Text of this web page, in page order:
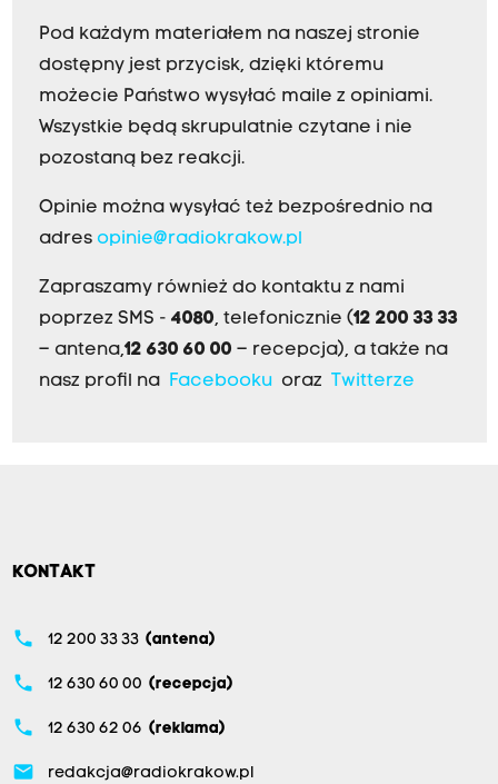
Pod każdym materiałem na naszej stronie
dostępny jest przycisk, dzięki któremu
możecie Państwo wysyłać maile z opiniami.
Wszystkie będą skrupulatnie czytane i nie
pozostaną bez reakcji.
Opinie można wysyłać też bezpośrednio na
adres opinie@radiokrakow.pl
Zapraszamy również do kontaktu z nami
poprzez SMS - 4080, telefonicznie (12 200 33 33
– antena,12 630 60 00 – recepcja), a także na
nasz profil na Facebookuoraz Twitterze
KONTAKT
phone 12 200 33 33 (antena)
phone 12 630 60 00 (recepcja)
phone 12 630 62 06 (reklama)
email redakcja@radiokrakow.pl